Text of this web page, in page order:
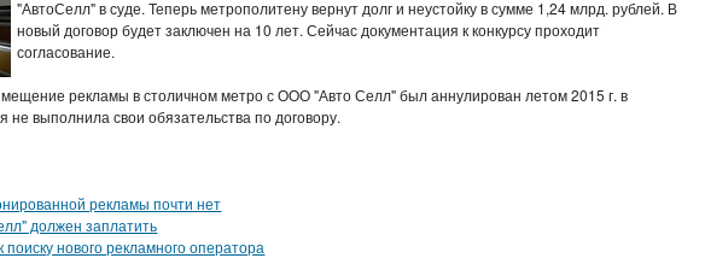
"АвтоСелл" в суде. Теперь метрополитену вернут долг и неустойку в сумме 1,24 млрд. рублей. В
новый договор будет заключен на 10 лет. Сейчас документация к конкурсу проходит
согласование.
рекламы в столичном метро с ООО "Авто Селл" был аннулирован летом 2015 г. в
выполнила свои обязательства по договору.
рекламы почти нет
должен заплатить
нового рекламного оператора